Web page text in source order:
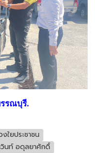
รณบุรี.
งใยประชาชน
นท์ อดุลยาศักดิ์